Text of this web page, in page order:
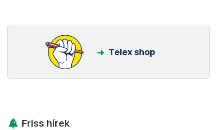
Telex shop
Friss hírek